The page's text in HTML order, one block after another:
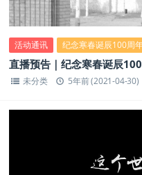
活动通讯 纪念寒春诞辰100周
直播预告｜纪念寒春诞辰
未分类 5年前 (2021-04-30)